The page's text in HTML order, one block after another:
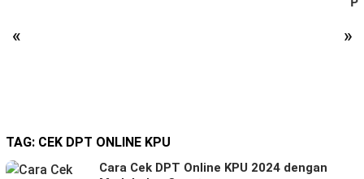
« »
TAG: CEK DPT ONLINE KPU
Cara Cek DPT Online KPU 2024 dengan